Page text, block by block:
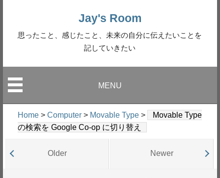
Jay's Room
思ったこと、感じたこと、未来の自分に伝えたいことを
記していきたい
MENU
Home >Computer > Movable Type >
Movable Type
の検索を Google Co-op に切り替え
Older Newer